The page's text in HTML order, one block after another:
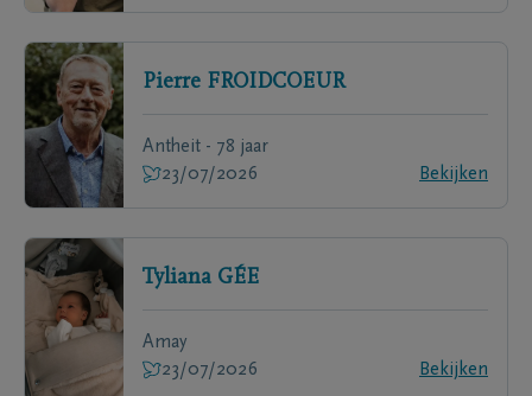
Pierre FROIDCOEUR
Antheit - 78 jaar
23/07/2026
Bekijken
Tyliana GÉE
Amay
23/07/2026
Bekijken